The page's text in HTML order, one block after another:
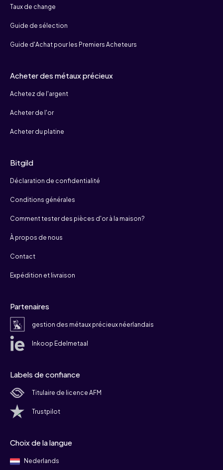
Taux de change
Guide de sélection
Guide d'Achat pour les Premiers Acheteurs
Acheter des métaux précieux
Achetez de l'argent
Acheter de l'or
Acheter du platine
Bitgild
Déclaration de confidentialité
Conditions générales
Comment tester des pièces d'or à la maison?
À propos de nous
Contact
Expédition et livraison
Partenaires
gestion des métaux précieux néerlandais
Inkoop Edelmetaal
Labels de confiance
Titulaire de licence AFM
Trustpilot
Choix de la langue
Nederlands